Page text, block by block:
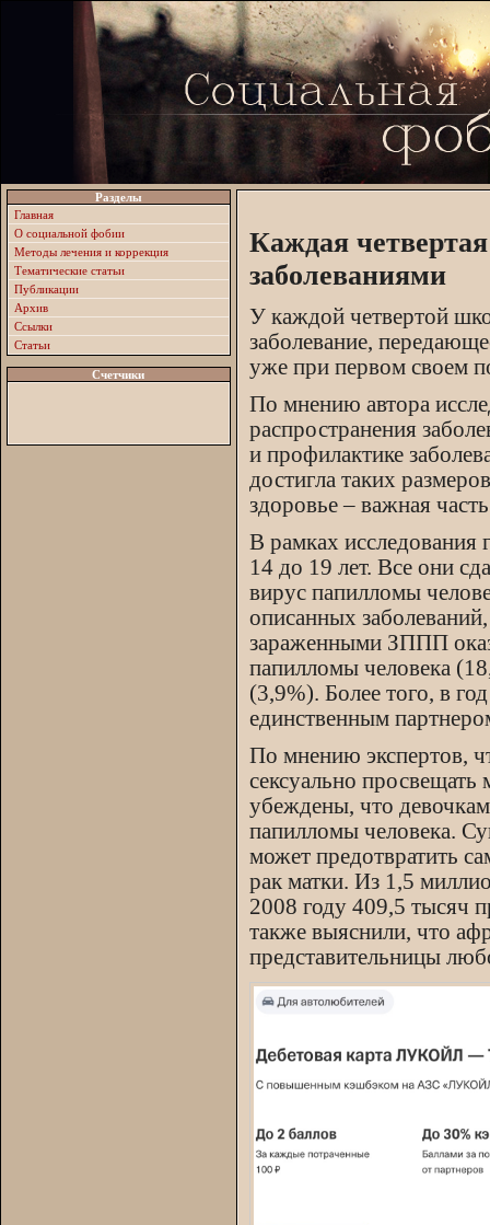
Разделы
Главная
О социальной фобии
Методы лечения и коррекция
Тематические статьи
Публикации
Архив
Ссылки
Статьи
Счетчики
Каждая
заболеваниями
У каждой четвертой
заболевание,
уже при первом своем
По мнению автора
распространения
и профилактике
достигла таких
здоровье – важная
В рамках исследования
14 до 19 лет. Все они
вирус папилломы
описанных
зараженными ЗППП
папилломы человека
(3,9%). Более того, в
единственным
По мнению экспертов,
сексуально
убеждены, что
папилломы человека.
может предотвратить
рак матки. Из 1,5
2008 году 409,5 тысяч
также выяснили, что
представительницы